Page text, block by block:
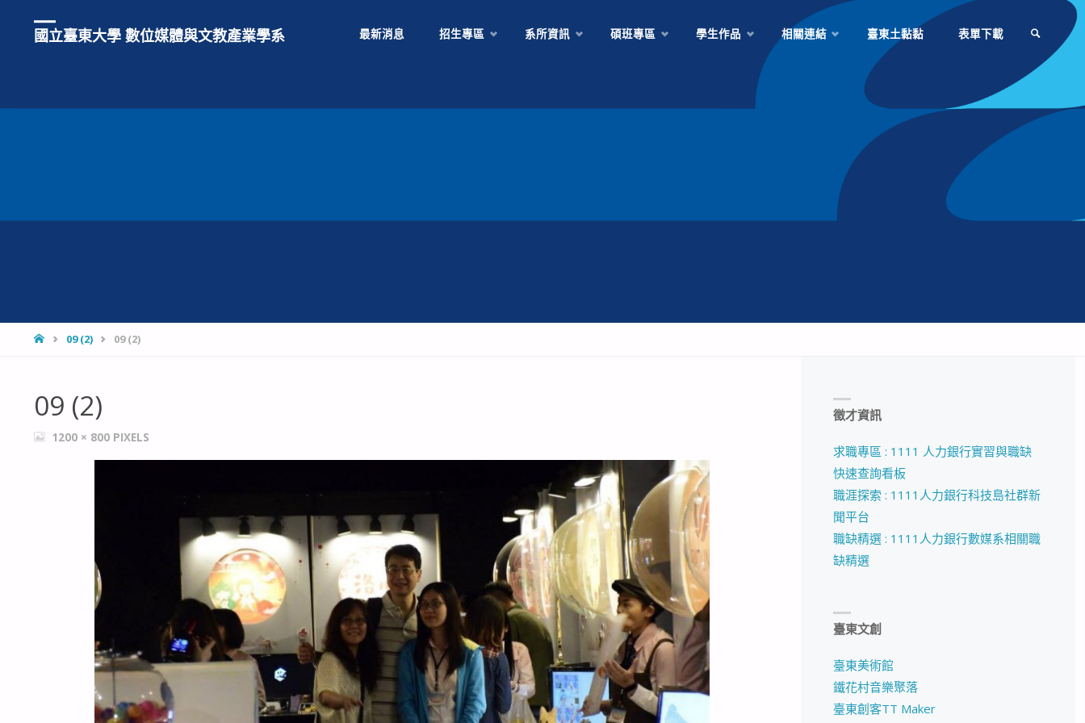
國立臺東大學 數位媒體與文教產業學系 最新消息 招生專區 系所資訊 碩班專區 學生作品 相關連結 臺東土黏黏 表單下載
HOME09 (2) 09 (2)
09 (2)
FULL1200 × 800 PIXELS
徵才資訊
求職專區 : 1111 人力銀行實習與職缺
快速查詢看板
職涯探索 : 1111人力銀行科技島社群新
聞平台
職缺精選 : 1111人力銀行數媒系相關職
缺精選
臺東文創
臺東美術館
鐵花村音樂聚落
臺東創客TT Maker